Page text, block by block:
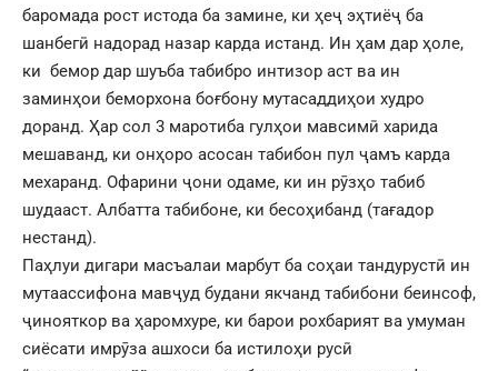
баромада рост истода ба замине, ки ҳеҷ эҳтиёҷ ба
шанбегӣ надорад назар карда истанд. Ин ҳам дар ҳоле,
ки бемор дар шуъба табибро интизор аст ва ин
заминҳои беморхона боғбону мутасаддиҳои худро
доранд. Ҳар сол 3 маротиба гулҳои мавсимӣ харида
мешаванд, ки онҳоро асосан табибон пул ҷамъ карда
мехаранд. Офарини ҷони одаме, ки ин рӯзҳо табиб
шудааст. Албатта табибоне, ки бесоҳибанд (тағадор
нестанд).
Паҳлуи дигари масъалаи марбут ба соҳаи тандурустӣ ин
мутаассифона мавҷуд будани якчанд табибони беинсоф,
ҷинояткор ва ҳаромхуре, ки барои рохбарият ва умуман
сиёсати имрӯза ашхоси ба истилоҳи русӣ